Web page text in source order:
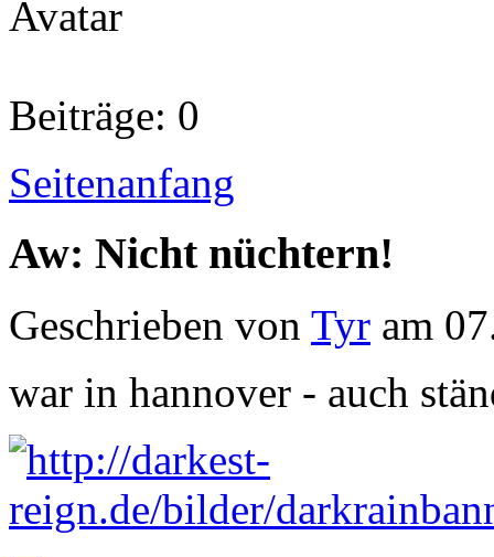
Beiträge: 0
Seitenanfang
Aw: Nicht nüchtern!
Geschrieben von Tyr am
war in hannover - auch